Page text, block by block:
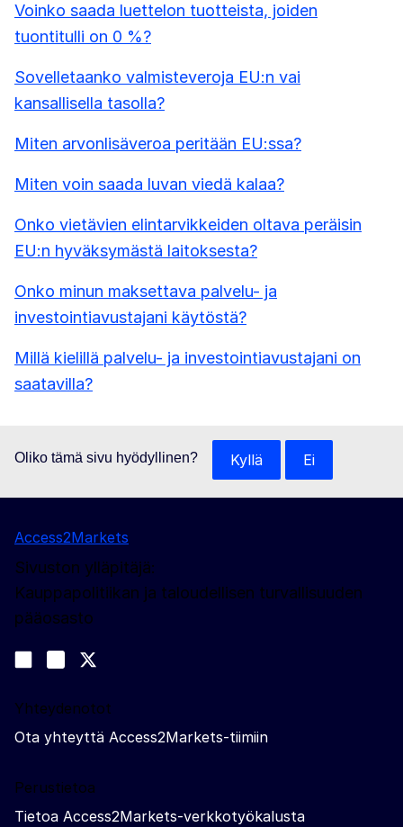
Voinko saada luettelon tuotteista, joiden
tuontitulli on 0 %?
Sovelletaanko valmisteveroja EU:n vai
kansallisella tasolla?
Miten arvonlisäveroa peritään EU:ssa?
Miten voin saada luvan viedä kalaa?
Onko vietävien elintarvikkeiden oltava peräisin
EU:n hyväksymästä laitoksesta?
Onko minun maksettava palvelu- ja
investointiavustajani käytöstä?
Millä kielillä palvelu- ja investointiavustajani on
saatavilla?
Oliko tämä sivu hyödyllinen? Kyllä Ei
Access2Markets
Sivuston ylläpitäjä:
Kauppapolitiikan ja taloudellisen turvallisuuden
pääosasto
Join us on LinkedIn
Trade-Off podcast
Yhteydenotot
Ota yhteyttä Access2Markets-tiimiin
Perustietoa
Tietoa Access2Markets-verkkotyökalusta